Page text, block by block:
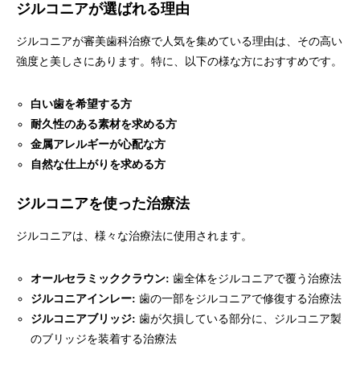
ジルコニアが選ばれる理由
ジルコニアが審美歯科治療で人気を集めている理由は、その高い
強度と美しさにあります。特に、以下の様な方におすすめです。
白い歯を希望する方
耐久性のある素材を求める方
金属アレルギーが心配な方
自然な仕上がりを求める方
ジルコニアを使った治療法
ジルコニアは、様々な治療法に使用されます。
オールセラミッククラウン: 歯全体をジルコニアで覆う治療法
ジルコニアインレー: 歯の一部をジルコニアで修復する治療法
ジルコニアブリッジ: 歯が欠損している部分に、ジルコニア製
のブリッジを装着する治療法